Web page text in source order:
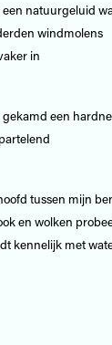
natuurgeluid
windmolens
in
een
tussen mijn
en wolken
kennelijk met